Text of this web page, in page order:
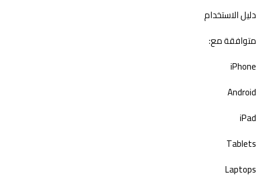
دليل الاستخدام
متوافقة مع:
iPhone
Android
iPad
Tablets
Laptops